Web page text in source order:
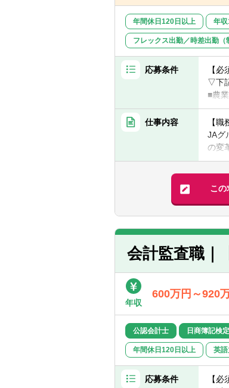
＜主
■中
■独
■医
【
■不
です
地
■こ
を想
■多
が可
■こ
・信
「
ア
・財
多
発に
■東
バー
■同
者
■多
年間休日120日以上 年
フレックス出勤／時差出勤（
応募条件
【必
▽下
■農
■農
■農
■コ
こ
■日
■多
仕事内容
【職
JAグ
の変
【具
■中
・基
・
■管
・損
・組
・
・
な
■令
この
会計監査職｜
年収
600万円～920
公認会計士 日商簿記検
年間休日120日以上 英
応募条件
【必